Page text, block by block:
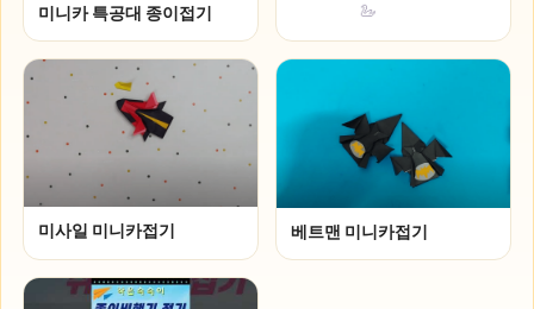
🦢
미니카 특공대 종이접기
미사일 미니카접기 베트맨 미니카접기